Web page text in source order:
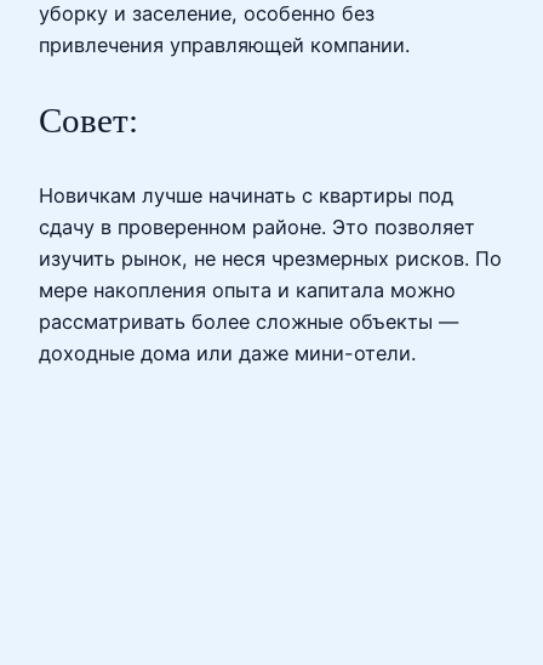
уборку и заселение, особенно без
привлечения управляющей компании.
Совет:
Новичкам лучше начинать с квартиры под
сдачу в проверенном районе. Это позволяет
изучить рынок, не неся чрезмерных рисков. По
мере накопления опыта и капитала можно
рассматривать более сложные объекты —
доходные дома или даже мини-отели.